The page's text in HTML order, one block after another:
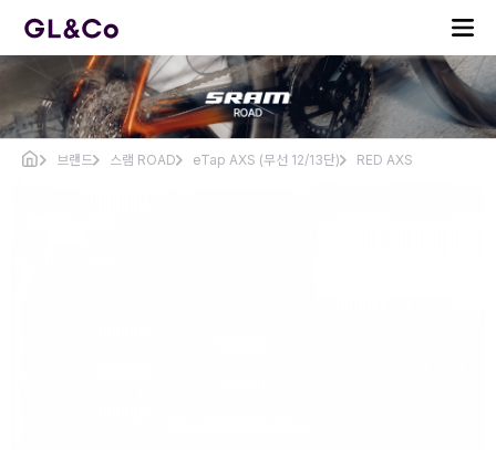
브랜드 스램 ROAD eTap AXS (무선 12/13단) RED AXS